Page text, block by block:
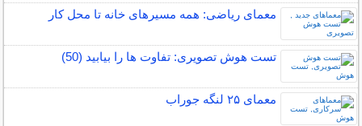
معمای ریاضی: همه مسیرهای خانه تا محل کار
تست هوش تصویری: تفاوت ها را بیابید (50)
معمای ۲۵ لنگه جوراب